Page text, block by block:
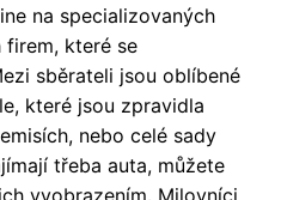
na specializovaných
firem, které se
sběrateli jsou oblíbené
které jsou zpravidla
nebo celé sady
třeba auta, můžete